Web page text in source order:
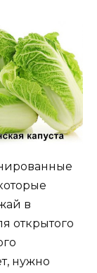
в
открытого
нужно